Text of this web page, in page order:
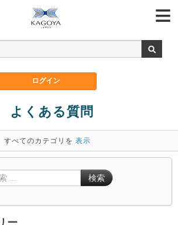
よくある質問
すべてのカテゴリを 表示
検索
ー